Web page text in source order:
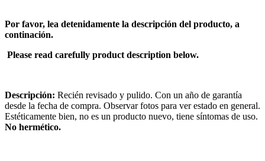
Por favor, lea detenidamente la descripción del producto, a
continación.
Please read carefully product description below.
Descripción: Recién revisado y pulido. Con un año de garantía
desde la fecha de compra. Observar fotos para ver estado en general.
Estéticamente bien, no es un producto nuevo, tiene síntomas de uso.
No hermético.